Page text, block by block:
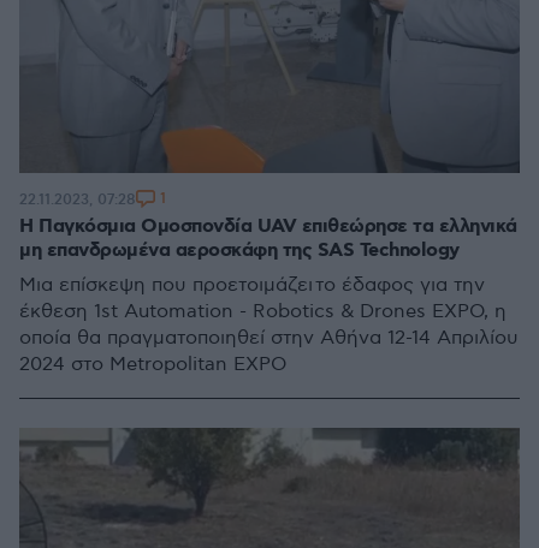
Η Παγκόσμια Ομοσπονδία UAV επιθεώρησε τα ελληνικά
μη επανδρωμένα αεροσκάφη της SAS Technology
Mια επίσκεψη που προετοιμάζει το έδαφος για την
έκθεση 1st Automation - Robotics & Drones EXPO, η
οποία θα πραγματοποιηθεί στην Αθήνα 12-14 Απριλίου
2024 στο Metropolitan EXPO
22.11.2023, 07:28 1